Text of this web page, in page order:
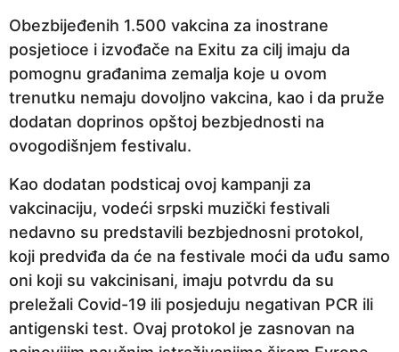
Obezbijeđenih 1.500 vakcina za inostrane
posjetioce i izvođače na Exitu za cilj imaju da
pomognu građanima zemalja koje u ovom
trenutku nemaju dovoljno vakcina, kao i da pruže
dodatan doprinos opštoj bezbjednosti na
ovogodišnjem festivalu.
Kao dodatan podsticaj ovoj kampanji za
vakcinaciju, vodeći srpski muzički festivali
nedavno su predstavili bezbjednosni protokol,
koji predviđa da će na festivale moći da uđu samo
oni koji su vakcinisani, imaju potvrdu da su
preležali Covid-19 ili posjeduju negativan PCR ili
antigenski test. Ovaj protokol je zasnovan na